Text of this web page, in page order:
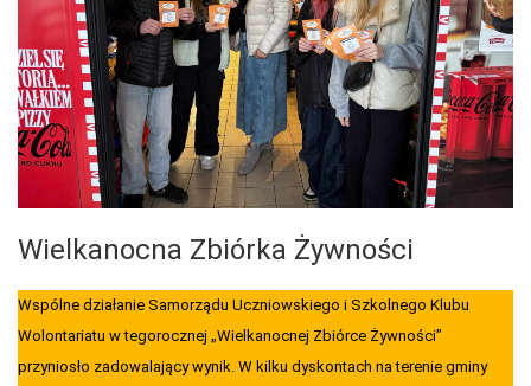
Wielkanocna Zbiórka Żywności
Wspólne działanie Samorządu Uczniowskiego i Szkolnego Klubu
Wolontariatu w tegorocznej „Wielkanocnej Zbiórce Żywności”
przyniosło zadowalający wynik. W kilku dyskontach na terenie gminy